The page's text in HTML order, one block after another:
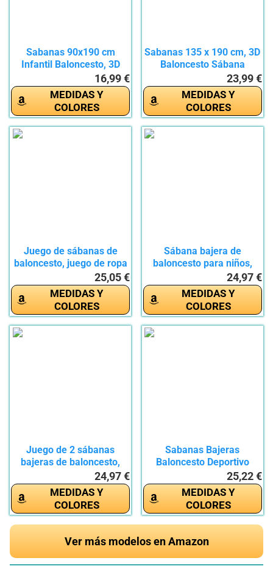
Sabanas 90x190 cm
Infantil Baloncesto, 3D
16,99 €
MEDIDAS Y
COLORES
Sabanas 135 x 190 cm, 3D
Baloncesto Sábana
23,99 €
MEDIDAS Y
COLORES
Juego de sábanas de
baloncesto, juego de ropa
25,05 €
MEDIDAS Y
COLORES
Sábana bajera de
baloncesto para niños,
24,97 €
MEDIDAS Y
COLORES
Juego de 2 sábanas
bajeras de baloncesto,
24,97 €
MEDIDAS Y
COLORES
Sabanas Bajeras
Baloncesto Deportivo
Sabanas 135 x...25,22 €
MEDIDAS Y
COLORES
Ver más modelos en Amazon